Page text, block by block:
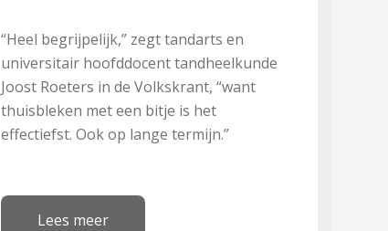
“Heel begrijpelijk,” zegt tandarts en
universitair hoofddocent tandheelkunde
Joost Roeters in de Volkskrant, “want
thuisbleken met een bitje is het
effectiefst. Ook op lange termijn.”
Lees meer